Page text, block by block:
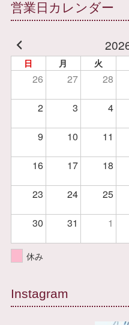
営業日カレンダー
日 月 火
26 27 28
2 3 4
9 10 11
16 17 18
23 24 25
30 31 1
休み
Instagram